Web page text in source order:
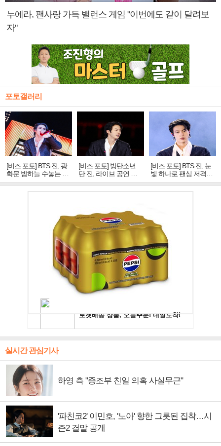
누에라, 팬사랑 가득 밸런스 게임 "이번에도 같이 달려보
자"
포토갤러리
[비즈 포토] BTS 진, 광
화문 밤하늘 수놓는 '비
주얼 킹'의 열창
[비즈 포토] 방탄소년
단 진, 라이브 공연 중
빛나는 독보적 아우라
[비즈 포토] BTS 진, 눈
빛 하나로 팬심 저격…
독보적 카리스마
실시간 관심기사
하영 측 "증조부 친일 의혹 사실무근"
'파친코2' 이민호, '노아' 향한 그릇된 집착…시
즌2 결말 공개